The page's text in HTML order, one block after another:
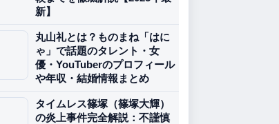
新】
丸山礼とは？ものまね「はに
ゃ」で話題のタレント・女
優・YouTuberのプロフィール
や年収・結婚情報まとめ
タイムレス篠塚（篠塚大輝）
の炎上事件完全解説：不謹慎